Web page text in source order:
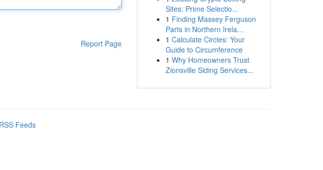
Report Page
Sites: Prime Selectio...
1 Finding Massey Ferguson
Parts in Northern Irela...
1 Calculate Circles: Your
Guide to Circumference
1 Why Homeowners Trust
Zionsville Siding Services...
Feeds